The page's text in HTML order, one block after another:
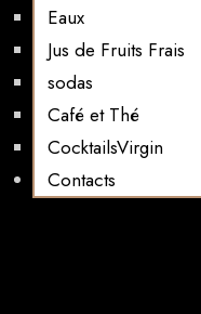
Eaux
Jus de Fruits Frais
sodas
Café et Thé
CocktailsVirgin​
Contacts